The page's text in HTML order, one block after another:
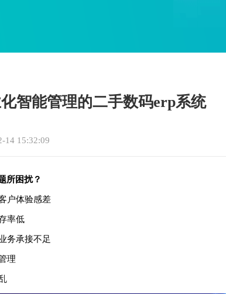
智能管理的二手数码erp系统
14 15:32:09
所困扰？
户体验感差
率低
务承接不足
理